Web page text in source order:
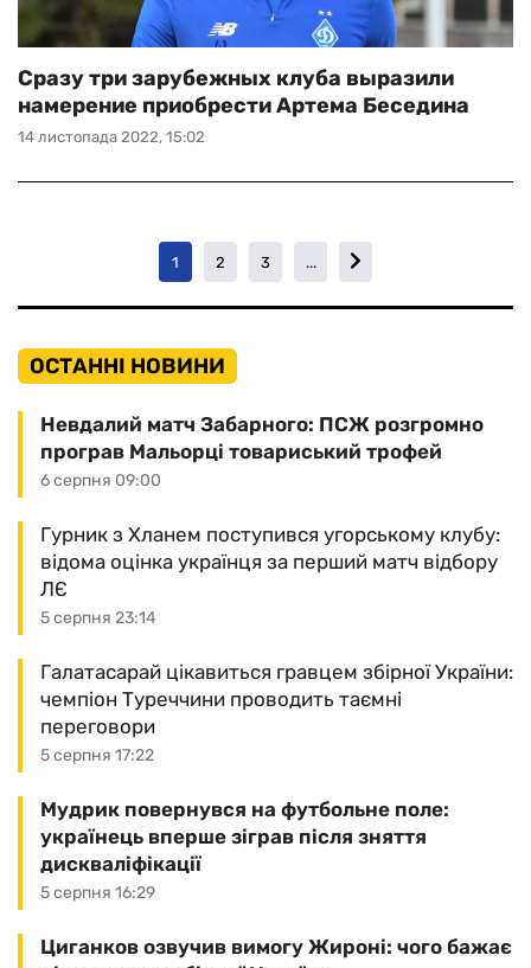
14 листопада 2022, 15:02
Сразу три зарубежных клуба выразили
намерение приобрести Артема Беседина
1 2 3 ...
ОСТАННІ НОВИНИ
6 серпня 09:00
Невдалий матч Забарного: ПСЖ розгромно
програв Мальорці товариський трофей
5 серпня 23:14
Гурник з Хланем поступився угорському клубу:
відома оцінка українця за перший матч відбору
ЛЄ
5 серпня 17:22
Галатасарай цікавиться гравцем збірної України:
чемпіон Туреччини проводить таємні
переговори
5 серпня 16:29
Мудрик повернувся на футбольне поле:
українець вперше зіграв після зняття
дискваліфікації
Циганков озвучив вимогу Жироні: чого бажає